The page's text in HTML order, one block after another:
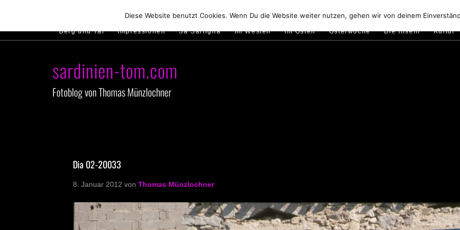
Traumstrände Feste feiern Golfo di Orosei Im Norden Im Süden Gallura Murales
Berg und Tal Impressionen Sa Sartiglia Im Westen Im Osten Osterwoche Die Inseln Kultur
sardinien-tom.com
Fotoblog von Thomas Münzlochner
Dia 02-20033
8. Januar 2012 von Thomas Münzlochner
Diese Website benutzt Cookies. Wenn Du die Website weiter nutzen, gehen wir von deinem